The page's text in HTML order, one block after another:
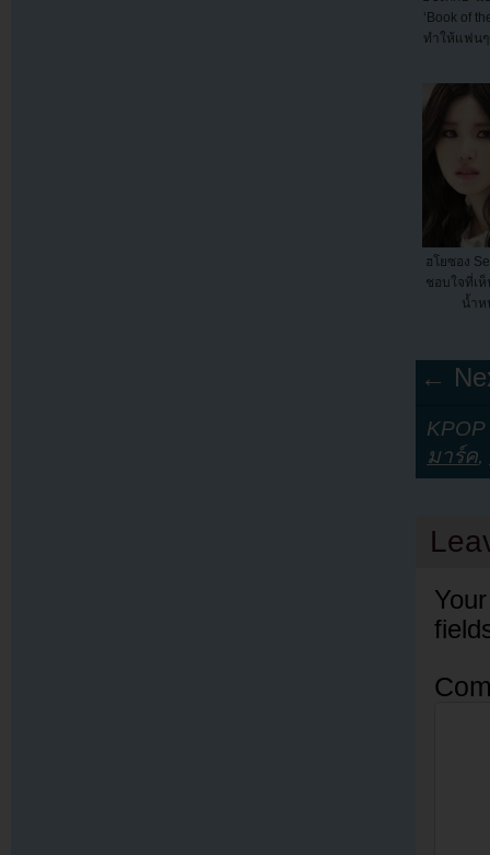
‘Book of
ทำให้แฟนๆ
ฮโยซอง
ชอบใจที่เห็
น้ำห
←
มาร์ค,